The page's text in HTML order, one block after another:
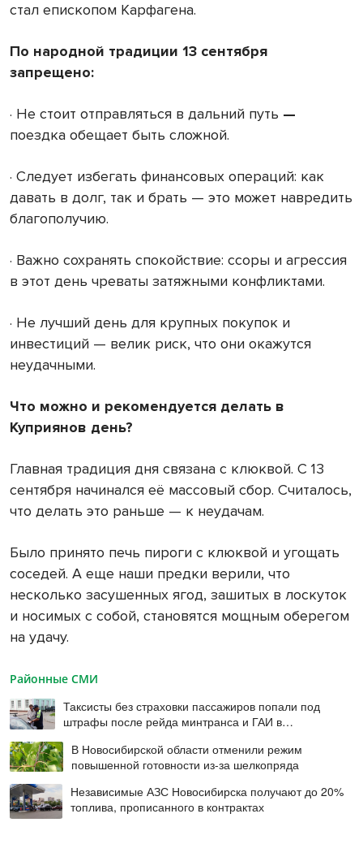
стал епископом Карфагена.
По народной традиции 13 сентября
запрещено:
· Не стоит отправляться в дальний путь —
поездка обещает быть сложной.
· Следует избегать финансовых операций: как
давать в долг, так и брать — это может навредить
благополучию.
· Важно сохранять спокойствие: ссоры и агрессия
в этот день чреваты затяжными конфликтами.
· Не лучший день для крупных покупок и
инвестиций — велик риск, что они окажутся
неудачными.
Что можно и рекомендуется делать в
Куприянов день?
Главная традиция дня связана с клюквой. С 13
сентября начинался её массовый сбор. Считалось,
что делать это раньше — к неудачам.
Было принято печь пироги с клюквой и угощать
соседей. А еще наши предки верили, что
несколько засушенных ягод, зашитых в лоскуток
и носимых с собой, становятся мощным оберегом
на удачу.
Районные СМИ
Таксисты без страховки пассажиров попали под
штрафы после рейда минтранса и ГАИ в
В Новосибирской области отменили режим
повышенной готовности из-за шелкопряда
Независимые АЗС Новосибирска получают до 20%
топлива, прописанного в контрактах